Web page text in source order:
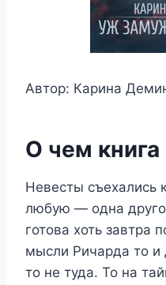
Автор: Карина
О чем книга
Невесты съехались
любую — одна
готова хоть завтра
мысли Ричарда то и
то не туда. То на